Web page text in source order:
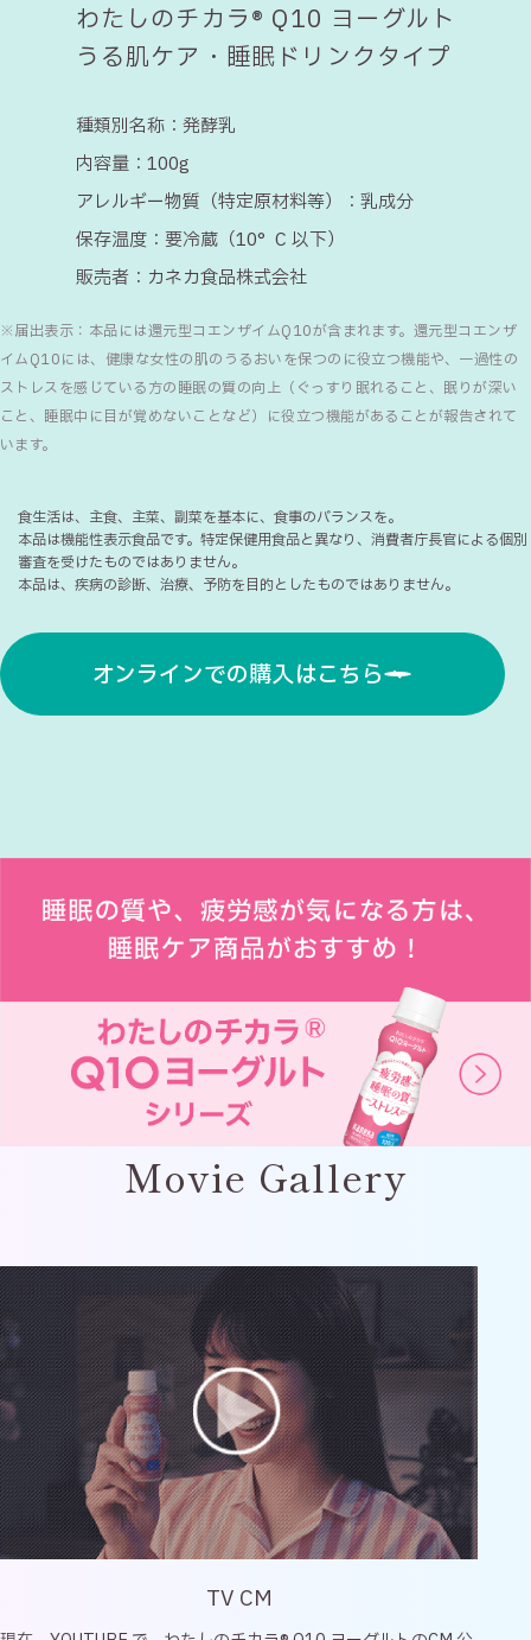
わたしのチカラ® Q10 ヨーグルト
うる肌ケア・睡眠ドリンクタイプ
種類別名称： 発酵乳
内容量： 100g
アレルギー物質（特定原材料等）： 乳成分
保存温度： 要冷蔵（10°C 以下）
販売者： カネカ食品株式会社
※届出表示：本品には還元型コエンザイムQ10が含まれます。還元型コエンザ
イムQ10には、健康な女性の肌のうるおいを保つのに役立つ機能や、一過性の
ストレスを感じている方の睡眠の質の向上（ぐっすり眠れること、眠りが深い
こと、睡眠中に目が覚めないことなど）に役立つ機能があることが報告されて
います。
食生活は、主食、主菜、副菜を基本に、食事のバランスを。
本品は機能性表示食品です。特定保健用食品と異なり、消費者庁長官による個別
審査を受けたものではありません。
本品は、疾病の診断、治療、予防を目的としたものではありません。
オンラインでの購入はこちら
Movie Gallery
TV CM